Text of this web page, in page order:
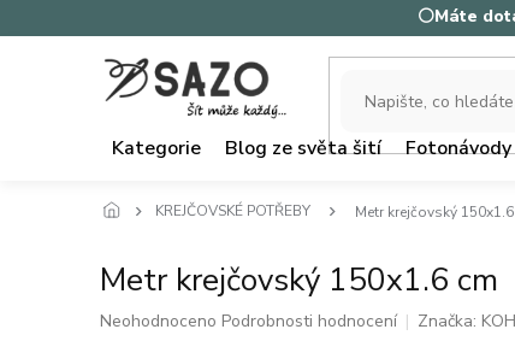
na
⚪Máte
Kategorie Blog ze světa šití Fotonávody
KREJČOVSKÉ POTŘEBY Metr krejčovský
Metr krejčovský 150x1.6 cm
Průměrné
Neohodnoceno Podrobnosti hodnocení Značka: